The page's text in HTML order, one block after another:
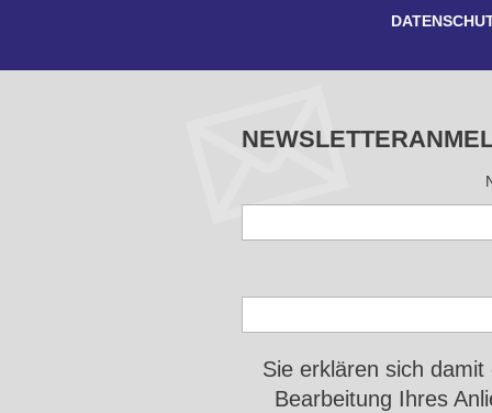
Sie erklären sich
Bearbeitung Ihres